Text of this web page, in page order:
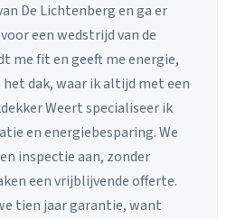
De Lichtenberg en ga er
een wedstrijd van de
me fit en geeft me energie,
dak, waar ik altijd met een
Weert specialiseer ik
en energiebesparing. We
inspectie aan, zonder
een vrijblijvende offerte.
tien jaar garantie, want